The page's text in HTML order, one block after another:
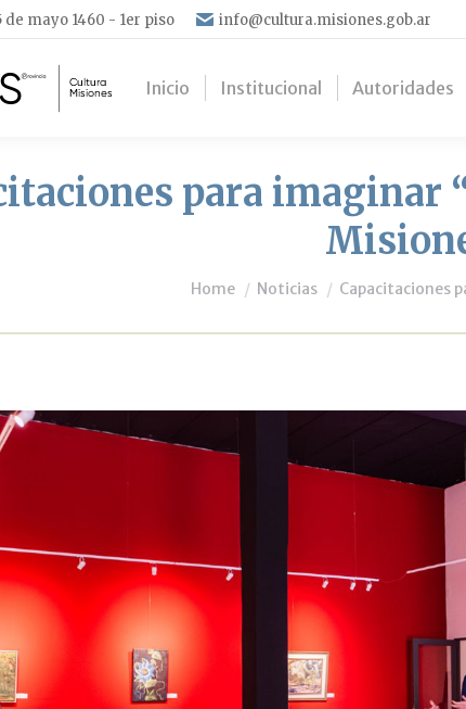
de mayo 1460 - 1er piso info@cultura.misiones.gob.ar
Inicio Institucional Autoridades
para imaginar
You are here:
Home Noticias Capacitaciones